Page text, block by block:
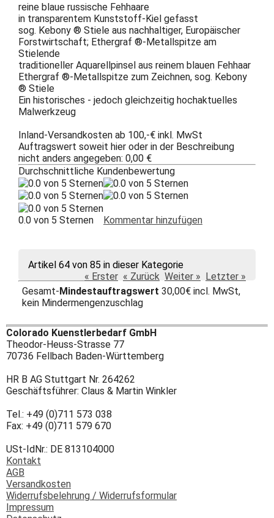
reine blaue russische Fehhaare
in transparentem Kunststoff-Kiel gefasst
sog. Kebony ® Stiele aus nachhaltiger, Europäischer
Forstwirtschaft; Ethergraf ®-Metallspitze am
Stielende
traditioneller Aquarellpinsel aus reinem blauen Fehhaar
Ethergraf ®-Metallspitze zum Zeichnen, sog. Kebony
® Stiele
Ein historisches - jedoch gleichzeitig hochaktuelles
Malwerkzeug
Inland-Versandkosten ab 100,-€ inkl. MwSt
Auftragswert soweit hier oder in der Beschreibung
nicht anders angegeben: 0,00 €
Durchschnittliche Kundenbewertung
0.0 von 5 Sternen Kommentar hinzufügen
Artikel 64 von 85 in dieser Kategorie
« Erster « Zurück Weiter » Letzter »
Gesamt-Mindestauftragswert 30,00€ incl. MwSt,
kein Mindermengenzuschlag
Colorado Kuenstlerbedarf GmbH
Theodor-Heuss-Strasse 77
70736 Fellbach Baden-Württemberg
HR B AG Stuttgart Nr. 264262
Geschäftsführer: Claus & Martin Winkler
Tel.: +49 (0)711 573 038
Fax: +49 (0)711 579 670
USt-IdNr.: DE 813104000
Kontakt
AGB
Versandkosten
Widerrufsbelehrung / Widerrufsformular
Impressum